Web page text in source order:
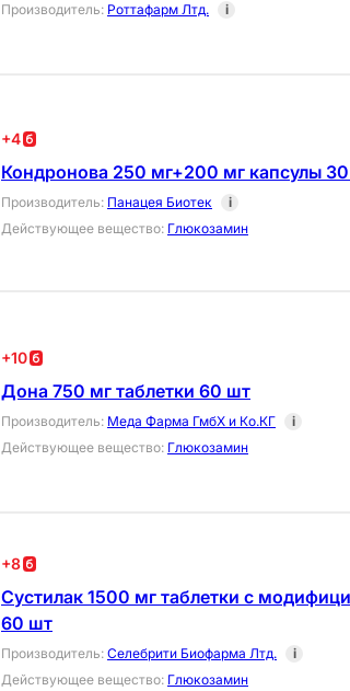
Производитель: Роттафарм Лтд. i
+4
Кондронова 250 мг+200 мг капсулы
Производитель: Панацея Биотек
i
Действующее вещество: Глюкозамин
+10
Дона 750 мг таблетки 60 шт
Производитель: Меда Фарма ГмбХ и Ко.КГ
i
Действующее вещество: Глюкозамин
+8
Сустилак 1500 мг таблетки с
60 шт
Производитель: Селебрити Биофарма Лтд.
i
Действующее вещество: Глюкозамин